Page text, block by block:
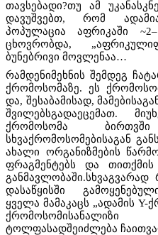
თავსებადი?თუ ამ
დავუშვებთ, რომ
პოპულაცია აფრიკაში
ცხოვრობდა,
ბუნებრივი მოვლენაა…
რამდენიმეხნის შემდეგ
ქრომოსომაზე. ეს
და, შესაბამისად,
შვილებსგადაეცემათ.
ქრომოსომა
სხვაქრომოსომებისაგან
ახალი ორგანიზმების
ფრაგმენტებს და
დასაწყისში
ყველა მამაკაცს „ადამის Y-
ქრომოსომისანალიზი
ტოლფასადშეიძლება